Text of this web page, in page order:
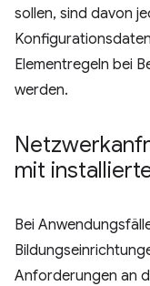
sollen, sind davon
Elementregeln bei
werden.
mit
Bei
Anforderungen an